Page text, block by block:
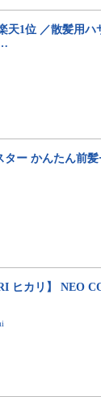
天1位 ／散髪用
ー かんたん前
ヒカリ】 NEO